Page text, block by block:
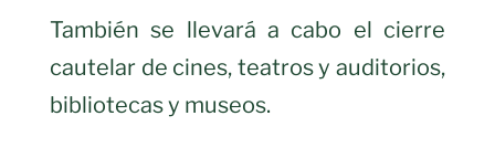
También se llevará a cabo el cierre
cautelar de cines, teatros y auditorios,
bibliotecas y museos.